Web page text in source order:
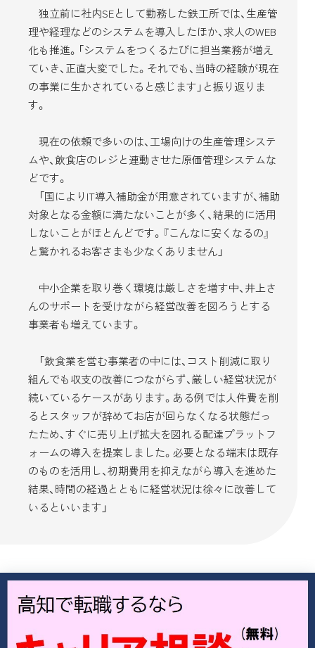
独立前に社内SEとして勤務した鉄工所では、生産管
理や経理などのシステムを導入したほか、求人のWEB
化も推進。「システムをつくるたびに担当業務が増え
ていき、正直大変でした。それでも、当時の経験が現在
の事業に生かされていると感じます」と振り返りま
す。
現在の依頼で多いのは、工場向けの生産管理システ
ムや、飲食店のレジと連動させた原価管理システムな
どです。
「国によりIT導入補助金が用意されていますが、補助
対象となる金額に満たないことが多く、結果的に活用
しないことがほとんどです。『こんなに安くなるの』
と驚かれるお客さまも少なくありません」
中小企業を取り巻く環境は厳しさを増す中、井上さ
んのサポートを受けながら経営改善を図ろうとする
事業者も増えています。
「飲食業を営む事業者の中には、コスト削減に取り
組んでも収支の改善につながらず、厳しい経営状況が
続いているケースがあります。ある例では人件費を削
るとスタッフが辞めてお店が回らなくなる状態だっ
たため、すぐに売り上げ拡大を図れる配達プラットフ
ォームの導入を提案しました。必要となる端末は既存
のものを活用し、初期費用を抑えながら導入を進めた
結果、時間の経過とともに経営状況は徐々に改善して
いるといいます」